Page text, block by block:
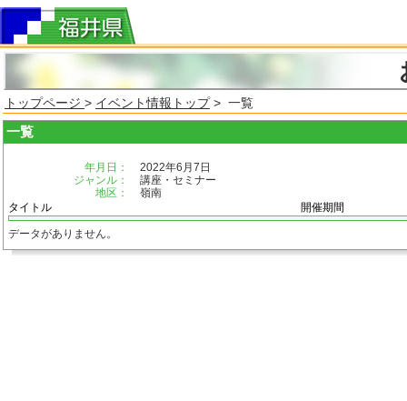
トップページ > イベント情報トップ> 一覧
一覧
年月日：
2022年6月7日
ジャンル：
講座・セミナー
地区：
嶺南
タイトル
開催期間
データがありません。